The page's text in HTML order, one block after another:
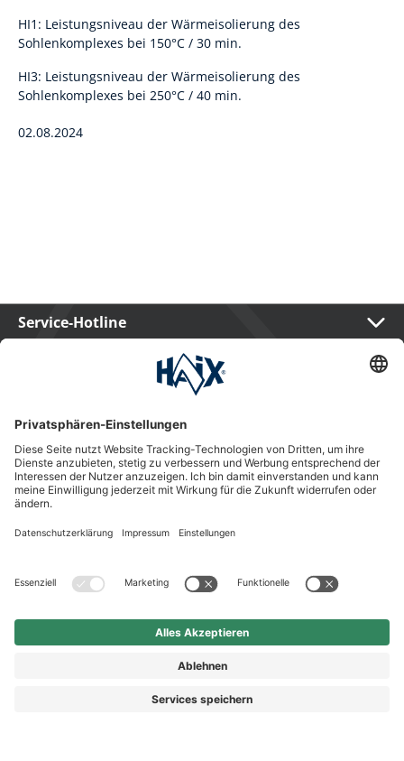
HI1: Leistungsniveau der Wärmeisolierung des
Sohlenkomplexes bei 150°C / 30 min.
HI3: Leistungsniveau der Wärmeisolierung des
Sohlenkomplexes bei 250°C / 40 min.
02.08.2024
Service-Hotline
Shop Service
Newsletter
Follow us
Kauf auf Rechnung
Rechnungskauf